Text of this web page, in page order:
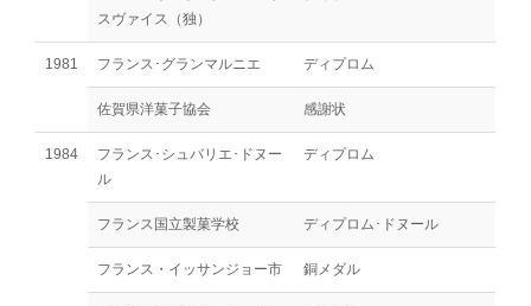
スヴァイス（独）
1981 フランス･グランマルニエ ディプロム
佐賀県洋菓子協会 感謝状
1984
フランス･シュバリエ･ドヌー
ル
ディプロム
フランス国立製菓学校 ディプロム･ドヌール
フランス・イッサンジョー市 銅メダル